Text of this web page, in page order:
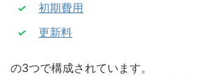
初期費用
更新料
の3つで構成されています。